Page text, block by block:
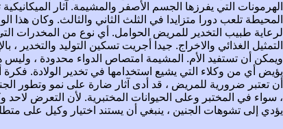
الهرمونات التي يفرزها الجسم الأصفر والمشيمة. آثار
المحيطة تلعب دورا متزايدا في الثلث الثاني والثالث. وكان هذا
لرعاية طبيب التخدير للمريض الحوامل. أي نوع من المخدرات
التمثيل الغذائي والاخراج. جيدا أجريت تسكين التوليد والتخدير ،
ويمكن أن تستفيد الأم. المشيمة امتصاص الدواء محدودة ، وليس
يؤيض أي من وكلاء التي يشيع استخدامها في تخدير الولادة.
أن تعتبر ضرورية للمريض ، قد أدى آثار ضارة على نمو وتطور
، سواء في المختبر وعلى الحيوانات المختبرية. لأن التعرض
يؤدي إلى تشوهات الجنين ، ينبغي أن يستند اختيار وكيل على